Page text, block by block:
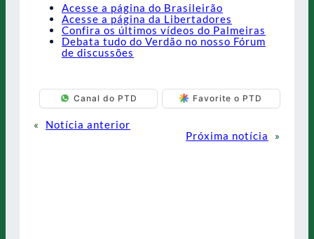
Acesse a página do Brasileirão
Acesse a página da Libertadores
Confira os últimos vídeos do Palmeiras
Debata tudo do Verdão no nosso Fórum
de discussões
Canal do PTD Favorite o PTD
«
Notícia anterior
Próxima notícia
»